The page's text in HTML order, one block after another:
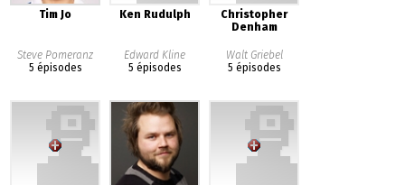
Tim Jo
Steve Pomeranz
5 épisodes
Ken Rudulph
Edward Kline
5 épisodes
Christopher
Denham
Walt Griebel
5 épisodes